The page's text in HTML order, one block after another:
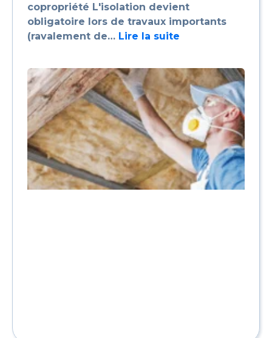
copropriété L'isolation devient
obligatoire lors de travaux importants
(ravalement de… Lire la suite